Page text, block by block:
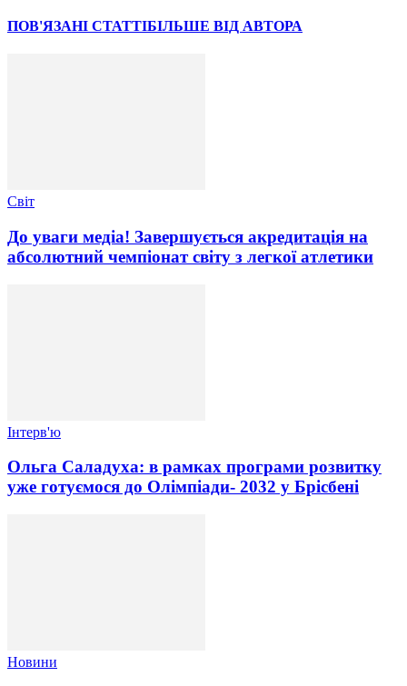
ПОВ'ЯЗАНІ СТАТТІБІЛЬШЕ ВІД АВТОРА
Світ
До уваги медіа! Завершується акредитація на
абсолютний чемпіонат світу з легкої атлетики
Інтерв'ю
Ольга Саладуха: в рамках програми розвитку
уже готуємося до Олімпіади- 2032 у Брісбені
Новини